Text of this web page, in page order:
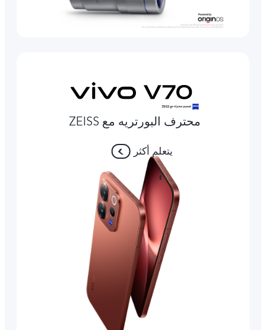
محترف البورتريه مع ZEISS
يتعلم أكثر